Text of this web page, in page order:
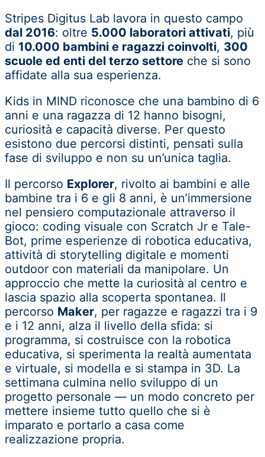
Stripes Digitus Lab lavora in questo campo
dal 2016: oltre 5.000 laboratori attivati, più
di 10.000 bambini e ragazzi coinvolti, 300
scuole ed enti del terzo settore che si sono
affidate alla sua esperienza.
Kids in MIND riconosce che una bambino di 6
anni e una ragazza di 12 hanno bisogni,
curiosità e capacità diverse. Per questo
esistono due percorsi distinti, pensati sulla
fase di sviluppo e non su un’unica taglia.
Il percorso Explorer, rivolto ai bambini e alle
bambine tra i 6 e gli 8 anni, è un’immersione
nel pensiero computazionale attraverso il
gioco: coding visuale con Scratch Jr e Tale-
Bot, prime esperienze di robotica educativa,
attività di storytelling digitale e momenti
outdoor con materiali da manipolare. Un
approccio che mette la curiosità al centro e
lascia spazio alla scoperta spontanea. Il
percorso Maker, per ragazze e ragazzi tra i 9
e i 12 anni, alza il livello della sfida: si
programma, si costruisce con la robotica
educativa, si sperimenta la realtà aumentata
e virtuale, si modella e si stampa in 3D. La
settimana culmina nello sviluppo di un
progetto personale — un modo concreto per
mettere insieme tutto quello che si è
imparato e portarlo a casa come
realizzazione propria.